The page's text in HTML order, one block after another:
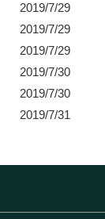
2019/7/29
2019/7/29
2019/7/29
2019/7/30
2019/7/30
2019/7/31